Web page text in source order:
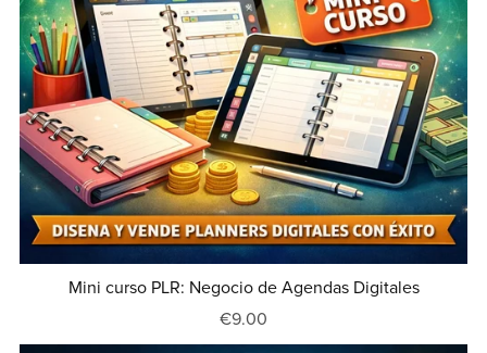
Mini curso PLR: Negocio de Agendas Digitales
€9.00